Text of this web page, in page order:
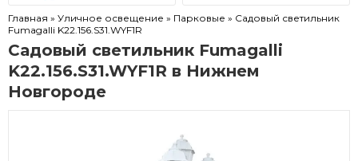
Главная » Уличное освещение » Парковые » Садовый светильник
Fumagalli K22.156.S31.WYF1R
Садовый светильник Fumagalli
K22.156.S31.WYF1R в Нижнем
Новгороде